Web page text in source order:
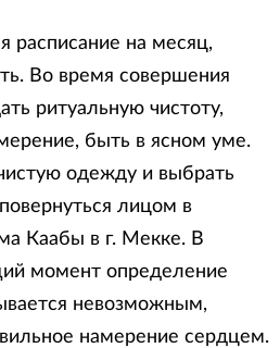
расписание на месяц,
Во время совершения
ритуальную чистоту,
быть в ясном уме.
одежду и выбрать
лицом в
Каабы в г. Мекке. В
момент определение
невозможным,
намерение сердцем.